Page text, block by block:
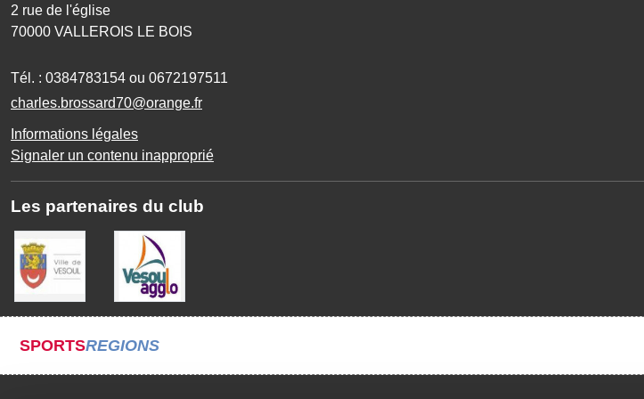
2 rue de l'église
70000 VALLEROIS LE BOIS
Tél. : 0384783154 ou 0672197511
charles.brossard70@orange.fr
Informations légales
Signaler un contenu inapproprié
Les partenaires du club
SPORTSREGIONS